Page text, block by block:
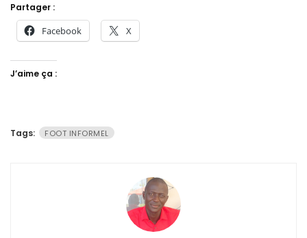
Partager :
Facebook X
J’aime ça :
Tags: FOOT INFORMEL